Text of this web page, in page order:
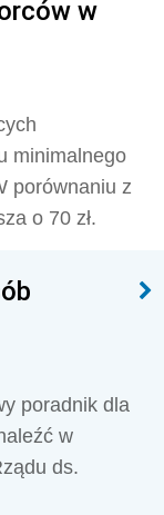
w
minimalnego
porównaniu z
o 70 zł.
poradnik dla
w
ds.